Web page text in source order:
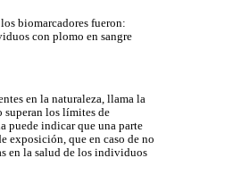
biomarcadores fueron:
con plomo en sangre
en la naturaleza, llama la
superan los límites de
puede indicar que una parte
exposición, que en caso de no
en la salud de los individuos